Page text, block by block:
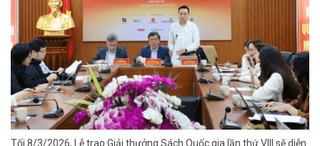
Tối 8/3/2026, Lễ trao Giải thưởng Sách Quốc gia lần thứ VIII sẽ diễn